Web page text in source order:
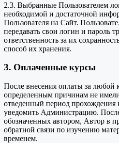
2.3. Выбранные Пользователем
необходимой и достаточной
Пользователя на Сайт.
передавать свои логин и пароль
ответственность за их
способ их хранения.
3. Оплаченные курсы
После внесения оплаты за любой
определенным причинам не
отведенный период прохождения
уведомить Администрацию.
обозначенных автором, Автор в
обратной связи по изучению
временем.